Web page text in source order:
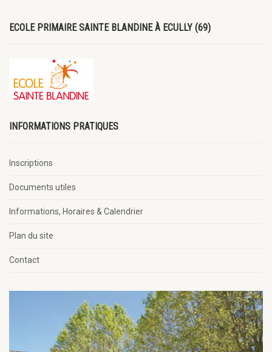
ECOLE PRIMAIRE SAINTE BLANDINE À ECULLY (69)
INFORMATIONS PRATIQUES
Inscriptions
Documents utiles
Informations, Horaires & Calendrier
Plan du site
Contact